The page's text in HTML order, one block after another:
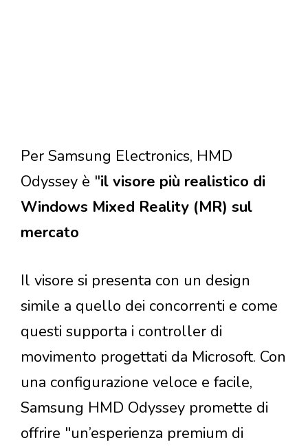
Per Samsung Electronics, HMD
Odyssey è "il visore più realistico di
Windows Mixed Reality (MR) sul
mercato
Il visore si presenta con un design
simile a quello dei concorrenti e come
questi supporta i controller di
movimento progettati da Microsoft. Con
una configurazione veloce e facile,
Samsung HMD Odyssey promette di
offrire "un’esperienza premium di